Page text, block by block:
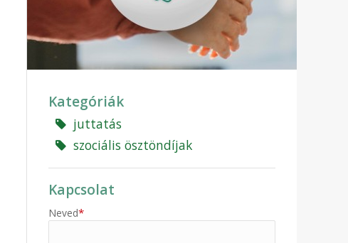
Kategóriák
juttatás
szociális ösztöndíjak
Kapcsolat
Neved*